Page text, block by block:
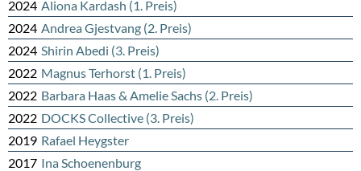
2024 Aliona Kardash (1. Preis)
2024 Andrea Gjestvang (2. Preis)
2024 Shirin Abedi (3. Preis)
2022 Magnus Terhorst (1. Preis)
2022 Barbara Haas & Amelie Sachs (2. Preis)
2022 DOCKS Collective (3. Preis)
2019 Rafael Heygster
2017 Ina Schoenenburg